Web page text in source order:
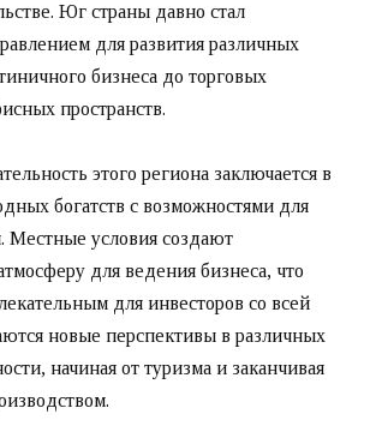
Юг страны давно стал
для развития различных
бизнеса до торговых
пространств.
этого региона заключается в
богатств с возможностями для
Местные условия создают
для ведения бизнеса, что
для инвесторов со всей
новые перспективы в различных
начиная от туризма и заканчивая